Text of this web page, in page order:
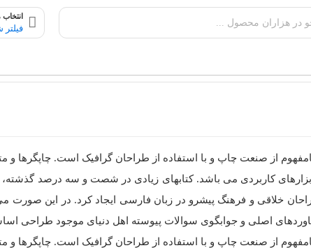
فیلتر
از صنعت چاپ و با استفاده از طراحان گرافیک است. چاپگرها
ابزارهای کاربردی می باشد. کتابهای زیادی در شصت و سه درصد
خلاقی و فرهنگ پیشرو در زبان فارسی ایجاد کرد. در این صورت
اصلی و جوابگوی سوالات پیوسته اهل دنیای موجود طراحی
از صنعت چاپ و با استفاده از طراحان گرافیک است. چاپگرها